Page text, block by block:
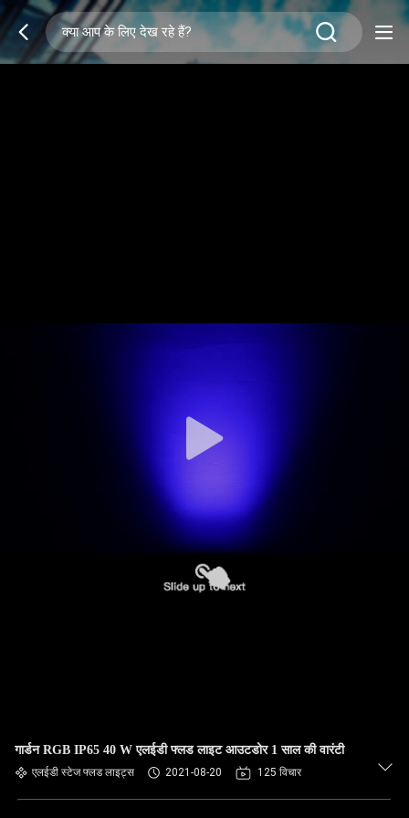
गार्डन RGB IP65 40 W एलईडी फ्लड लाइट आउटडोर 1 साल की वारंटी
एलईडी स्टेज फ्लड लाइट्स 2021-08-20 125 विचार